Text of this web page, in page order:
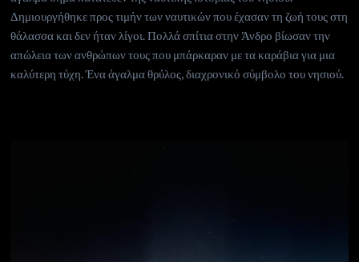
Δημιουργήθηκε προς τιμήν των ναυτικών που έχασαν τη ζωή τους στη
θάλασσα και δεν ήταν λίγοι. Πολλά σπίτια στην Άνδρο βίωσαν την
απώλεια των ανθρώπων τους που μπάρκαραν με τα καράβια για μια
καλύτερη τύχη. Ένα άγαλμα θρύλος, διαχρονικό σύμβολο του νησιού.